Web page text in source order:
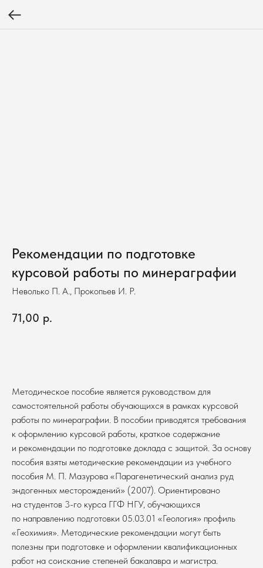
Рекомендации по подготовке
курсовой работы по минераграфии
Неволько П. А., Прокопьев И. Р.
71,00 р.
Методическое пособие является руководством для
самостоятельной работы обучающихся в рамках курсовой
работы по минераграфии. В пособии приводятся требования
к оформлению курсовой работы, краткое содержание
и рекомендации по подготовке доклада с защитой. За основу
пособия взяты методические рекомендации из учебного
пособия М. П. Мазурова «Парагенетический анализ руд
эндогенных месторождений» (2007). Ориентировано
на студентов 3-го курса ГГФ НГУ, обучающихся
по направлению подготовки 05.03.01 «Геология» профиль
«Геохимия». Методические рекомендации могут быть
полезны при подготовке и оформлении квалификационных
работ на соискание степеней бакалавра и магистра.